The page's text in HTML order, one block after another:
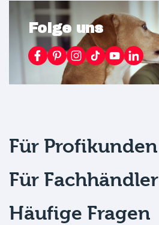
Folge uns
Für Profikunden
Für Fachhändler
Häufige Fragen